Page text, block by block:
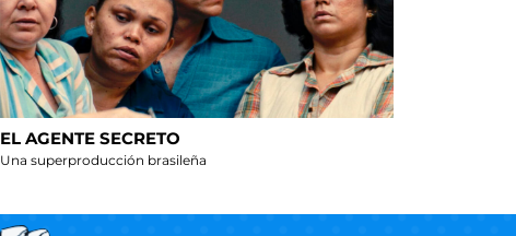
EL AGENTE SECRETO
Una superproducción brasileña